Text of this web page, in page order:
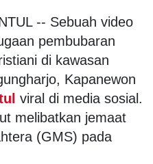
-- Sebuah video
pembubaran
di kawasan
Kapanewon
viral di media sosial.
melibatkan jemaat
(GMS) pada